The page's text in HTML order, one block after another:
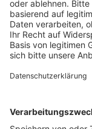
Anzeige
In beiden
verkaufsoffenen